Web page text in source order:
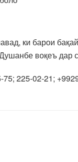
ки барои
воқеъ
225-02-21;